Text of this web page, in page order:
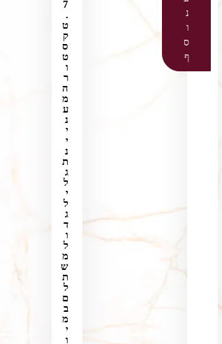
נ
ו
ס
ף
7
.
ט
ק
ס
ט
ו
ר
ה
מ
ע
נ
י
י
נ
ת
ג
ל
י
ל
ג
ד
ו
ל
מ
ש
ת
ל
ם
ב
מ
י
ו